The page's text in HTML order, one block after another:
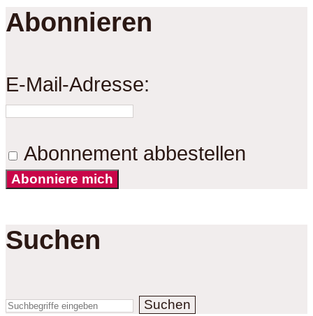
Abonnieren
E-Mail-Adresse:
Abonnement abbestellen
Abonniere mich
Suchen
Suchen